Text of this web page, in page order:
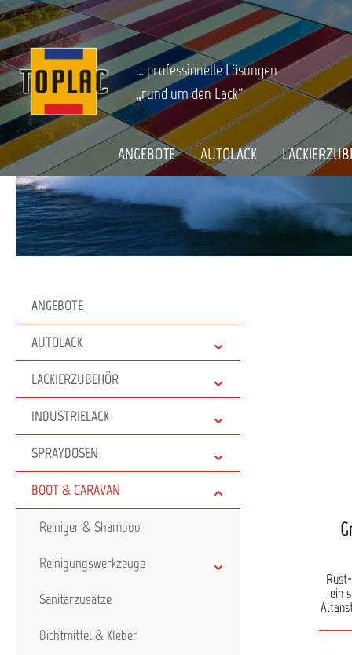
Zur Hauptnavigation springen
… professionelle Lösungen
„rund um den Lack“
ANGEBOTE AUTOLACK
Startseite BOOT & CARAVAN Abbeizmittel
ANGEBOTE
AUTOLACK
LACKIERZUBEHÖR
INDUSTRIELACK
SPRAYDOSEN
BOOT & CARAVAN
Reiniger & Shampoo
Reinigungswerkzeuge
Sanitärzusätze
Dichtmittel & Kleber
ein
auf